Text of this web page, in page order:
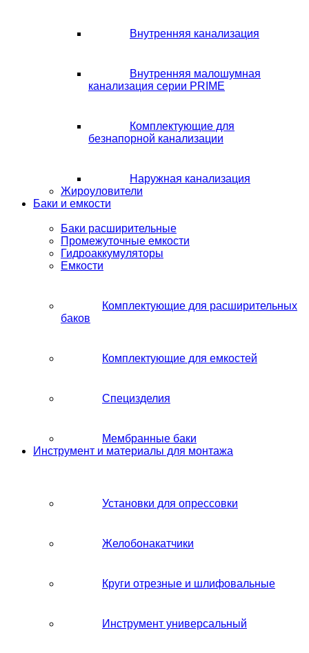
Внутренняя канализация
Внутренняя малошумная
канализация серии PRIME
Комплектующие для
безнапорной канализации
Наружная канализация
Жироуловители
Баки и емкости
Баки расширительные
Промежуточные емкости
Гидроаккумуляторы
Емкости
Комплектующие для расширительных
баков
Комплектующие для емкостей
Специзделия
Мембранные баки
Инструмент и материалы для монтажа
Установки для опрессовки
Желобонакатчики
Круги отрезные и шлифовальные
Инструмент универсальный